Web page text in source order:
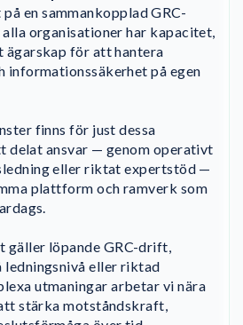
en sammankopplad GRC-
organisationer har kapacitet,
ägarskap för att hantera
informationssäkerhet på egen
finns för just dessa
delat ansvar — genom operativt
eller riktat expertstöd —
plattform och ramverk som
gäller löpande GRC-drift,
ledningsnivå eller riktad
utmaningar arbetar vi nära
stärka motståndskraft,